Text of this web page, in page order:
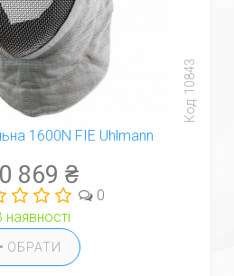
Код: 10843
1600N FIE Uhlmann
869 ₴
0
наявності
ОБРАТИ